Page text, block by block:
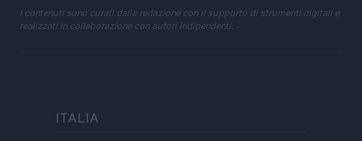
I contenuti sono curati dalla redazione con il supporto di strumenti digitali e
realizzati in collaborazione con autori indipendenti.
ITALIA